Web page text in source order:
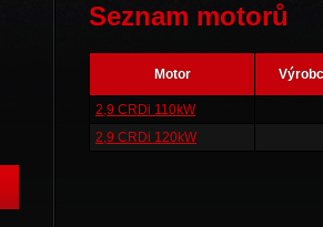
Seznam motorů
Motor
2,9 CRDi 110kW
2,9 CRDi 120kW